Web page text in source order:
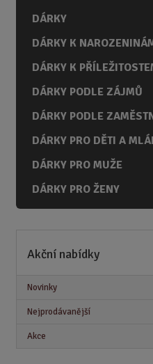
s
a
a
DÁRKY
DÁRKY K
DÁRKY K
DÁRKY PODLE ZÁJMŮ
DÁRKY PODLE
DÁRKY PRO DĚTI A
DÁRKY PRO MUŽE
DÁRKY PRO ŽENY
Akční nabídky
Novinky
Nejprodávanější
Akce